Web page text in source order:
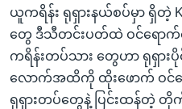
ယူကရိန်း ရုရှားနယ်စပ်မှာ ရှိ
တွေ ဒီသီတင်းပတ်ထဲ ဝင်ရောက်
ကရိန်းတပ်သား တွေဟာ ရုရှား
လောက်အထိကို ထိုးဖောက် ဝင်ရေ
ရုရှားတပ်တွေနဲ့ ပြင်းထန်တဲ့ တိုက်